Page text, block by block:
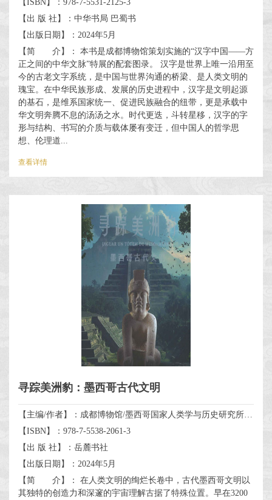
【ISBN】：978-7-5531-2125-3
【出 版 社】：中华书局 巴蜀书
【出版日期】：2024年5月
【简 介】： 本书是成都博物馆策划实施的“汉字中国——方
正之间的中华文脉”特展的配套图录。 汉字是世界上唯一沿用至
今的古老文字系统，是中国与世界沟通的桥梁、是人类文明的
瑰宝。在中华民族形成、发展的历史进程中，汉字是文明起源
的基石，是维系国家统一、促进民族融合的纽带，更是承载中
华文明奔腾不息的汤汤之水。时代更迭，斗转星移，汉字的字
形与结构、书写的介质与载体屡有变迁，但中国人的哲学思
想、伦理道...
查看详情
寻踪美洲豹：墨西哥古代文明
【ISBN】：978-7-5538-2061-3
【出 版 社】：岳麓书社
【出版日期】：2024年5月
【简 介】： 在人类文明的绚烂长卷中，古代墨西哥文明以
其独特的创造力和深邃的宇宙理解古据了特殊位置。早在3200